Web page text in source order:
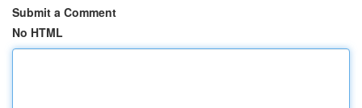
Submit a Comment
No HTML